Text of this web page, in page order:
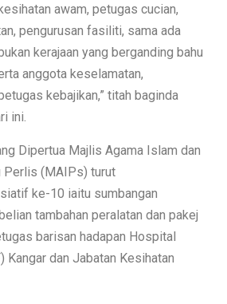
awam, petugas cucian,
pengurusan fasiliti, sama ada
kerajaan yang berganding bahu
anggota keselamatan,
kebajikan,” titah baginda
ini.
Dipertua Majlis Agama Islam dan
Perlis (MAIPs) turut
ke-10 iaitu sumbangan
tambahan peralatan dan pakej
barisan hadapan Hospital
Kangar dan Jabatan Kesihatan